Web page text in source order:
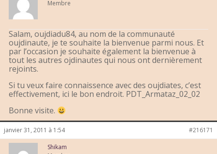
Membre
Salam, oujdiadu84, au nom de la communauté
oujdinaute, je te souhaite la bienvenue parmi nous. Et
par l’occasion je souhaite également la bienvenue à
tout les autres ojdinautes qui nous ont dernièrement
rejoints.
Si tu veux faire connaissence avec des oujdiates, c’est
effectivement, ici le bon endroit. PDT_Armataz_02_02
Bonne visite.
janvier 31, 2011 à 1:54 #216171
Shikam